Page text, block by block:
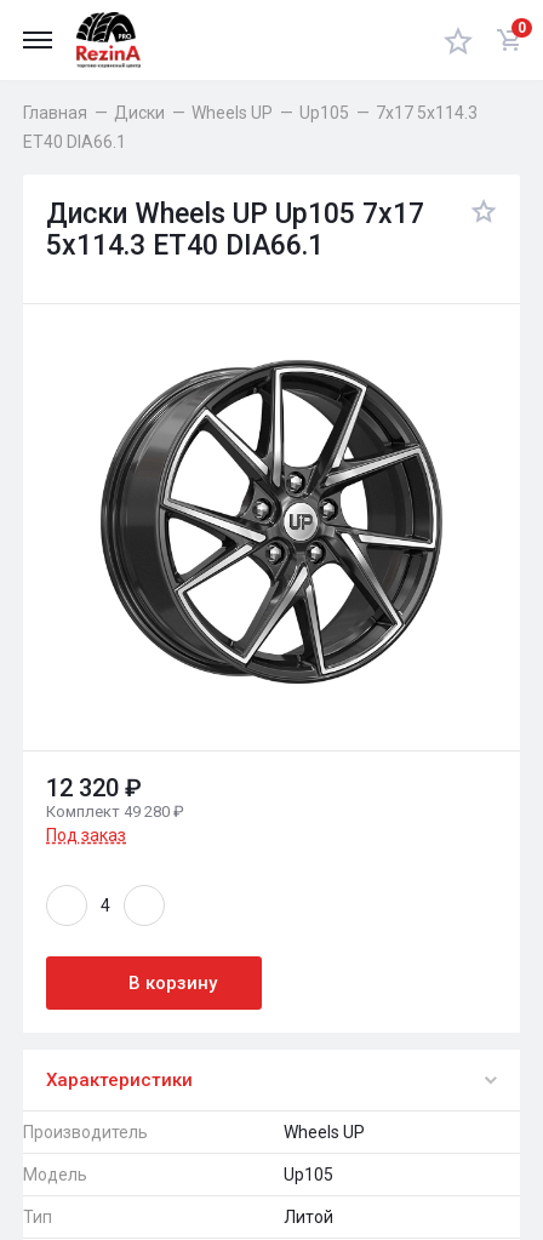
0
Главная — Диски — Wheels UP — Up105 — 7x17 5x114.3
ET40 DIA66.1
Диски Wheels UP Up105 7x17
5x114.3 ET40 DIA66.1
12 320 ₽
Комплект 49 280 ₽
Под заказ
В корзину
Характеристики
Производитель Wheels UP
Модель Up105
Тип Литой